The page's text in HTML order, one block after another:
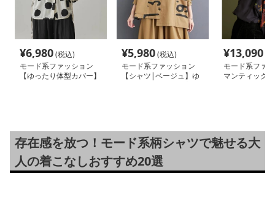
¥6,980(税込)
モード系ファッション
【ゆったり体型カバー】
¥5,980(税込)
モード系ファッション
【シャツ|ベージュ】ゆ
¥13,090
モード系ファ
マンティック
存在感を放つ！モード系柄シャツで魅せる大
人の着こなしおすすめ20選